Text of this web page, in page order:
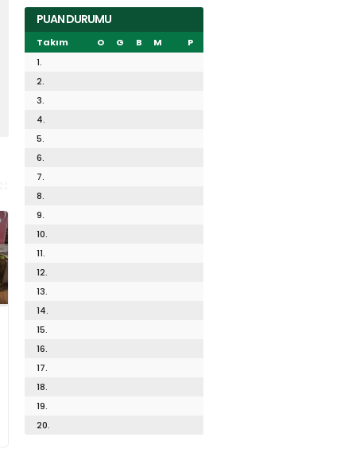
PUAN DURUMU
Takım O G B M
P
1.
2.
3.
4.
5.
6.
7.
8.
9.
10.
11.
12.
13.
14.
15.
16.
17.
18.
19.
20.